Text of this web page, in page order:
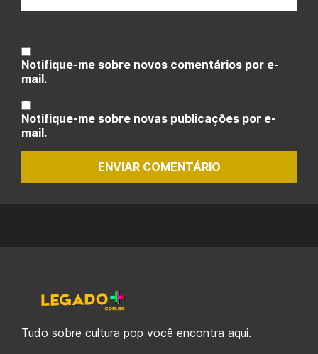
Notifique-me sobre novos comentários por e-
mail.
Notifique-me sobre novas publicações por e-
mail.
ENVIAR COMENTÁRIO
Tudo sobre cultura pop você encontra aqui.